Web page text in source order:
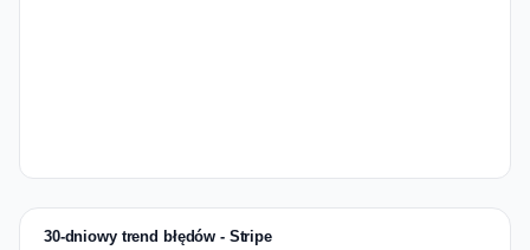
30-dniowy trend błędów - Stripe